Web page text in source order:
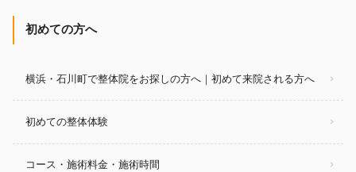
初めての方へ
横浜・石川町で整体院をお探しの方へ｜初めて来院される方へ
初めての整体体験
コース・施術料金・施術時間